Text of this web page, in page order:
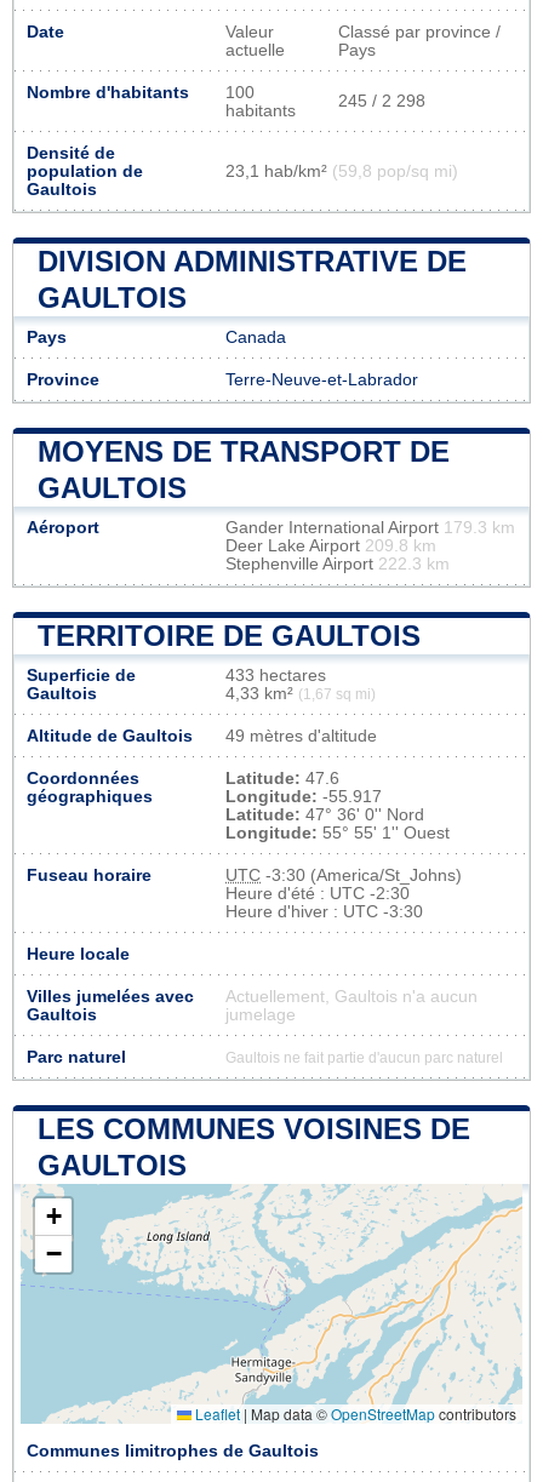
Date
Valeur
actuelle
Classé par province /
Pays
Nombre d'habitants
100
habitants
245 / 2 298
Densité de
population de
Gaultois
23,1 hab/km² (59,8 pop/sq mi)
DIVISION ADMINISTRATIVE DE
GAULTOIS
Pays Canada
Province Terre-Neuve-et-Labrador
MOYENS DE TRANSPORT DE
GAULTOIS
Aéroport Gander International Airport 179.3 km
Deer Lake Airport 209.8 km
Stephenville Airport 222.3 km
TERRITOIRE DE GAULTOIS
Superficie de
Gaultois
433 hectares
4,33 km² (1,67 sq mi)
Altitude de Gaultois 49 mètres d'altitude
Coordonnées
géographiques
Latitude: 47.6
Longitude: -55.917
Latitude: 47° 36' 0'' Nord
Longitude: 55° 55' 1'' Ouest
Fuseau horaire UTC -3:30 (America/St_Johns)
Heure d'été : UTC -2:30
Heure d'hiver : UTC -3:30
Heure locale
Villes jumelées avec
Gaultois
Actuellement, Gaultois n'a aucun
jumelage
Parc naturel Gaultois ne fait partie d'aucun parc naturel
LES COMMUNES VOISINES DE
GAULTOIS
+
−
Leaflet | Map data ©OpenStreetMapcontributors
Communes limitrophes de Gaultois